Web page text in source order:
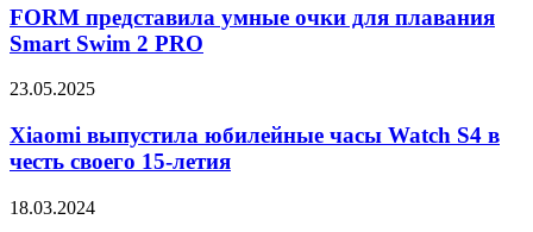
умные
очки
для
Smart
2
PRO
FORM представила умные очки для плавания
Smart Swim 2 PRO
Xiaomi
юбилейные
часы
Watch
в
23.05.2025
Xiaomi выпустила юбилейные часы Watch S4 в
честь своего 15-летия
Представлены
18.03.2024